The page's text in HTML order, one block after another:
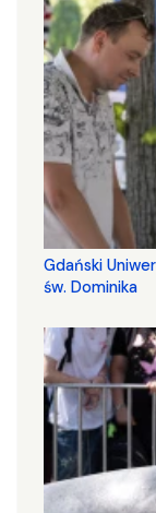
Gdański
św. Dominika